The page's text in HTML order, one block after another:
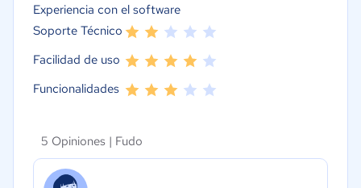
Experiencia con el software
Soporte Técnico
Facilidad de uso
Funcionalidades
5 Opiniones | Fudo